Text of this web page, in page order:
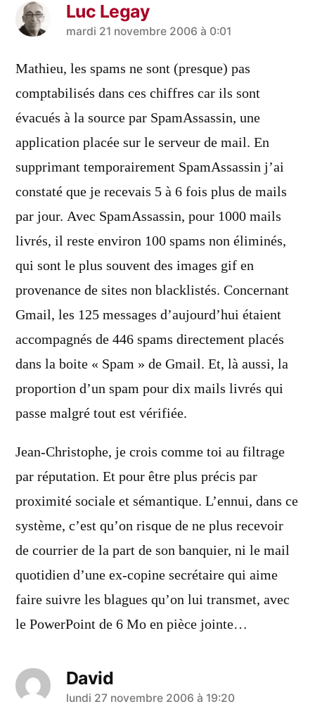
Luc Legay
a
dit :
mardi 21 novembre 2006 à 0:01
Mathieu, les spams ne sont (presque) pas
comptabilisés dans ces chiffres car ils sont
évacués à la source par SpamAssassin, une
application placée sur le serveur de mail. En
supprimant temporairement SpamAssassin j’ai
constaté que je recevais 5 à 6 fois plus de mails
par jour. Avec SpamAssassin, pour 1000 mails
livrés, il reste environ 100 spams non éliminés,
qui sont le plus souvent des images gif en
provenance de sites non blacklistés. Concernant
Gmail, les 125 messages d’aujourd’hui étaient
accompagnés de 446 spams directement placés
dans la boite « Spam » de Gmail. Et, là aussi, la
proportion d’un spam pour dix mails livrés qui
passe malgré tout est vérifiée.
Jean-Christophe, je crois comme toi au filtrage
par réputation. Et pour être plus précis par
proximité sociale et sémantique. L’ennui, dans ce
système, c’est qu’on risque de ne plus recevoir
de courrier de la part de son banquier, ni le mail
quotidien d’une ex-copine secrétaire qui aime
faire suivre les blagues qu’on lui transmet, avec
le PowerPoint de 6 Mo en pièce jointe…
David
a
lundi 27 novembre 2006 à 19:20